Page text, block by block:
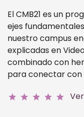
El CMB21 es un
ejes
nuestro campus
explicadas en
combinado con
para conectar
star star star star star